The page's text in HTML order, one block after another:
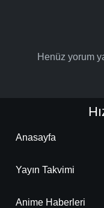
Henüz yorum
Anasayfa
Yayın Takvimi
Anime Haberleri